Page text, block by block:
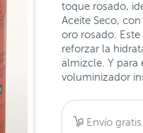
toque rosado,
Aceite Seco,
oro rosado.
reforzar la
almizcle. Y para
voluminizador
Envío